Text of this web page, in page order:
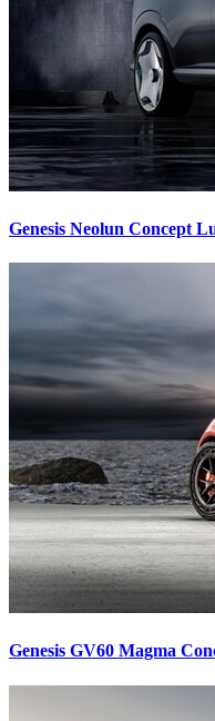
Genesis Neolun Concept
Genesis GV60 Magma